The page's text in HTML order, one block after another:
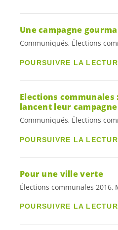
Une campagne
Communiqués, Élections
POURSUIVRE LA
Elections
lancent leur campagne
Communiqués, Élections
POURSUIVRE LA
Pour une ville verte
Élections communales 2016,
POURSUIVRE LA